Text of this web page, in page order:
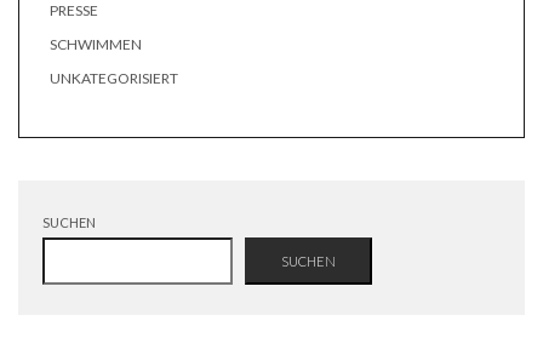
PRESSE
SCHWIMMEN
UNKATEGORISIERT
SUCHEN
SUCHEN